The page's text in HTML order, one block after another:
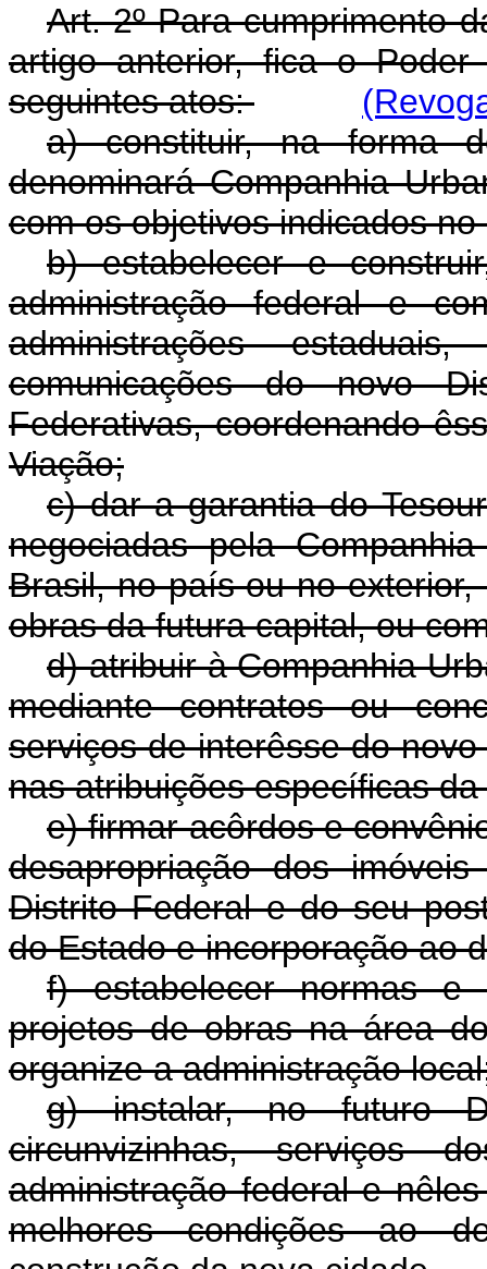
Art. 2º Para cumprimento
artigo anterior, fica o
seguintes atos:
a) constituir, na forma
denominará Companhia
com os objetivos indicados no
b) estabelecer e
administração federal e
administrações
comunicações do novo
Federativas, coordenando
Viação;
c) dar a garantia do
negociadas pela
Brasil, no país ou no
obras da futura capital, ou
d) atribuir à Companhia
mediante contratos ou
serviços de interêsse do
nas atribuições específicas
e) firmar acôrdos e
desapropriação dos
Distrito Federal e do seu
do Estado e incorporação ao
f) estabelecer normas e
projetos de obras na área
organize a administração
g) instalar, no futuro
circunvizinhas, serviços
administração federal e
melhores condições ao